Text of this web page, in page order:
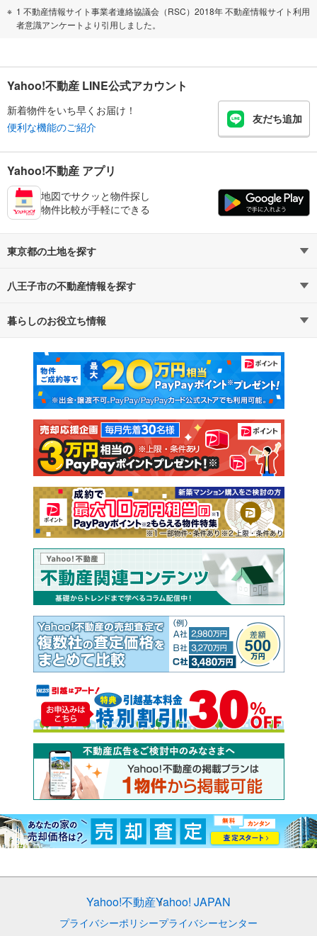
1 不動産情報サイト事業者連絡協議会（RSC）2018年 不動産情報サイト利用
者意識アンケートより引用しました。
Yahoo!不動産 LINE公式アカウント
新着物件をいち早くお届け！
便利な機能のご紹介
友だち追加
Yahoo!不動産 アプリ
地図でサクッと物件探し
物件比較が手軽にできる
東京都の土地を探す
路線・駅から探す
通勤・通学時間から探す
八王子市の不動産情報を探す
不動産・住宅
新築マンション 中古マンション
新築一戸建て 中古一戸建て
注文住宅 土地
売却査定
暮らしのお役立ち情報
マンションカタログ 教えて！住まいの先生
Yahoo!不動産Yahoo! JAPAN
プライバシーポリシープライバシーセンター